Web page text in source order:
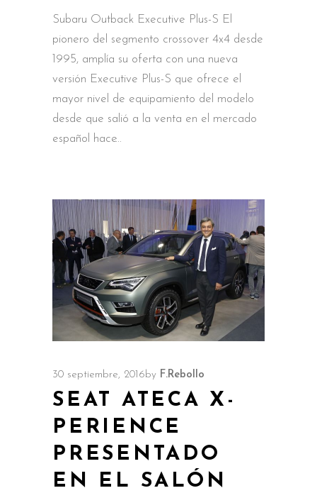
Subaru Outback Executive Plus-S El
pionero del segmento crossover 4x4 desde
1995, amplía su oferta con una nueva
versión Executive Plus-S que ofrece el
mayor nivel de equipamiento del modelo
desde que salió a la venta en el mercado
español hace
30 septiembre, 2016by F.Rebollo
SEAT ATECA X-
PERIENCE
PRESENTADO
EN EL SALÓN